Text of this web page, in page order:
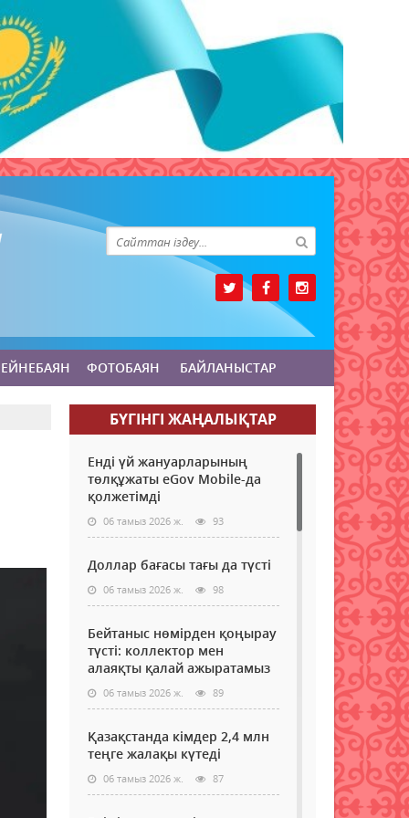
ФОТОБАЯН БАЙЛАНЫСТАР
БҮГІНГI ЖАҢАЛЫҚТАР
Енді үй жануарларының
төлқұжаты eGov Mobile-да
қолжетімді
06 тамыз 2026 ж. 93
Доллар бағасы тағы да түсті
06 тамыз 2026 ж. 98
Бейтаныс нөмірден қоңырау
түсті: коллектор мен
алаяқты қалай ажыратамыз
06 тамыз 2026 ж. 89
Қазақстанда кімдер 2,4 млн
теңге жалақы күтеді
06 тамыз 2026 ж. 87